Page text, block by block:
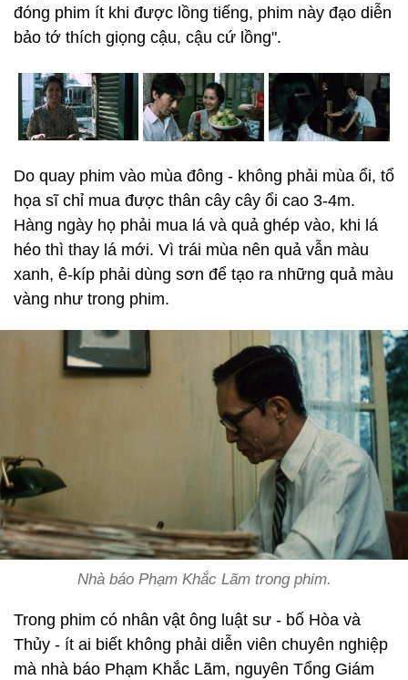
đóng phim ít khi được lồng tiếng, phim này đạo diễn
bảo tớ thích giọng cậu, cậu cứ lồng".
Do quay phim vào mùa đông - không phải mùa ổi, tổ
họa sĩ chỉ mua được thân cây cây ổi cao 3-4m.
Hàng ngày họ phải mua lá và quả ghép vào, khi lá
héo thì thay lá mới. Vì trái mùa nên quả vẫn màu
xanh, ê-kíp phải dùng sơn để tạo ra những quả màu
vàng như trong phim.
Nhà báo Phạm Khắc Lãm trong phim.
Trong phim có nhân vật ông luật sư - bố Hòa và
Thủy - ít ai biết không phải diễn viên chuyên nghiệp
mà nhà báo Phạm Khắc Lãm, nguyên Tổng Giám